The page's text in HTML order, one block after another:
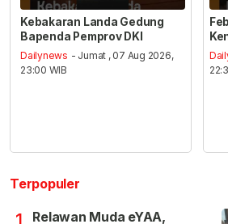
Kebakaran Landa Gedung
Bapenda Pemprov DKI
Dailynews - Jumat , 07 Aug 2026,
23:00 WIB
Terpopuler
Relawan Muda eYAA,